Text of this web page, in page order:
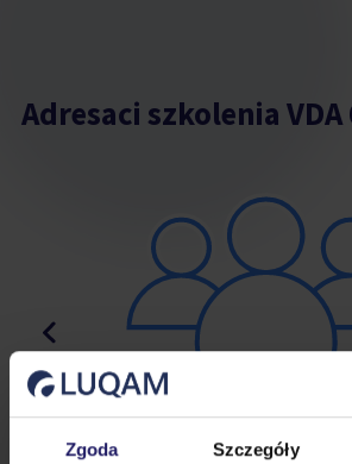
Zgoda Szczegóły
Adresaci szkolenia VDA
w
Osoby odpowiedzialne za
produkcyjne i ich